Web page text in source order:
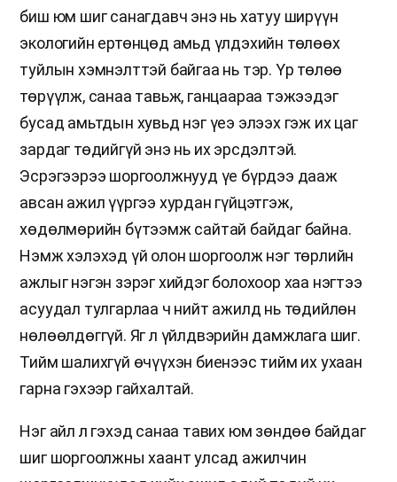
биш юм шиг санагдавч энэ нь хатуу ширүүн
экологийн ертөнцөд амьд үлдэхийн төлөөх
туйлын хэмнэлттэй байгаа нь тэр. Үр төлөө
төрүүлж, санаа тавьж, ганцаараа тэжээдэг
бусад амьтдын хувьд нэг үеэ элээх гэж их цаг
зардаг төдийгүй энэ нь их эрсдэлтэй.
Эсрэгээрээ шоргоолжнууд үе бүрдээ дааж
авсан ажил үүргээ хурдан гүйцэтгэж,
хөдөлмөрийн бүтээмж сайтай байдаг байна.
Нэмж хэлэхэд үй олон шоргоолж нэг төрлийн
ажлыг нэгэн зэрэг хийдэг болохоор хаа нэгтээ
асуудал тулгарлаа ч нийт ажилд нь төдийлөн
нөлөөлдөггүй. Яг л үйлдвэрийн дамжлага шиг.
Тийм шалихгүй өчүүхэн биенээс тийм их ухаан
гарна гэхээр гайхалтай.
Нэг айл л гэхэд санаа тавих юм зөндөө байдаг
шиг шоргоолжны хаант улсад ажилчин